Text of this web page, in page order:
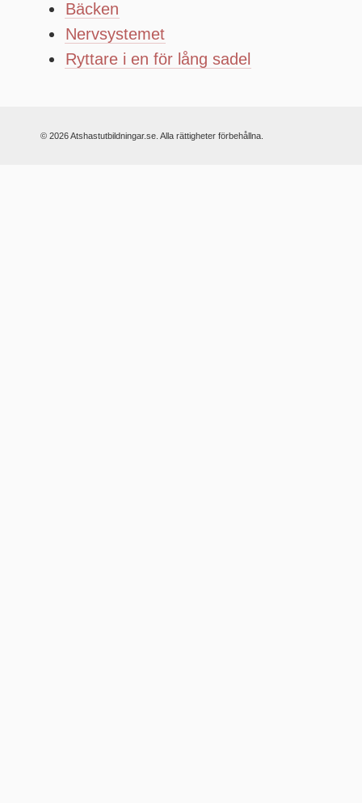
Bäcken
Nervsystemet
Ryttare i en för lång sadel
© 2026 Atshastutbildningar.se. Alla rättigheter förbehållna.